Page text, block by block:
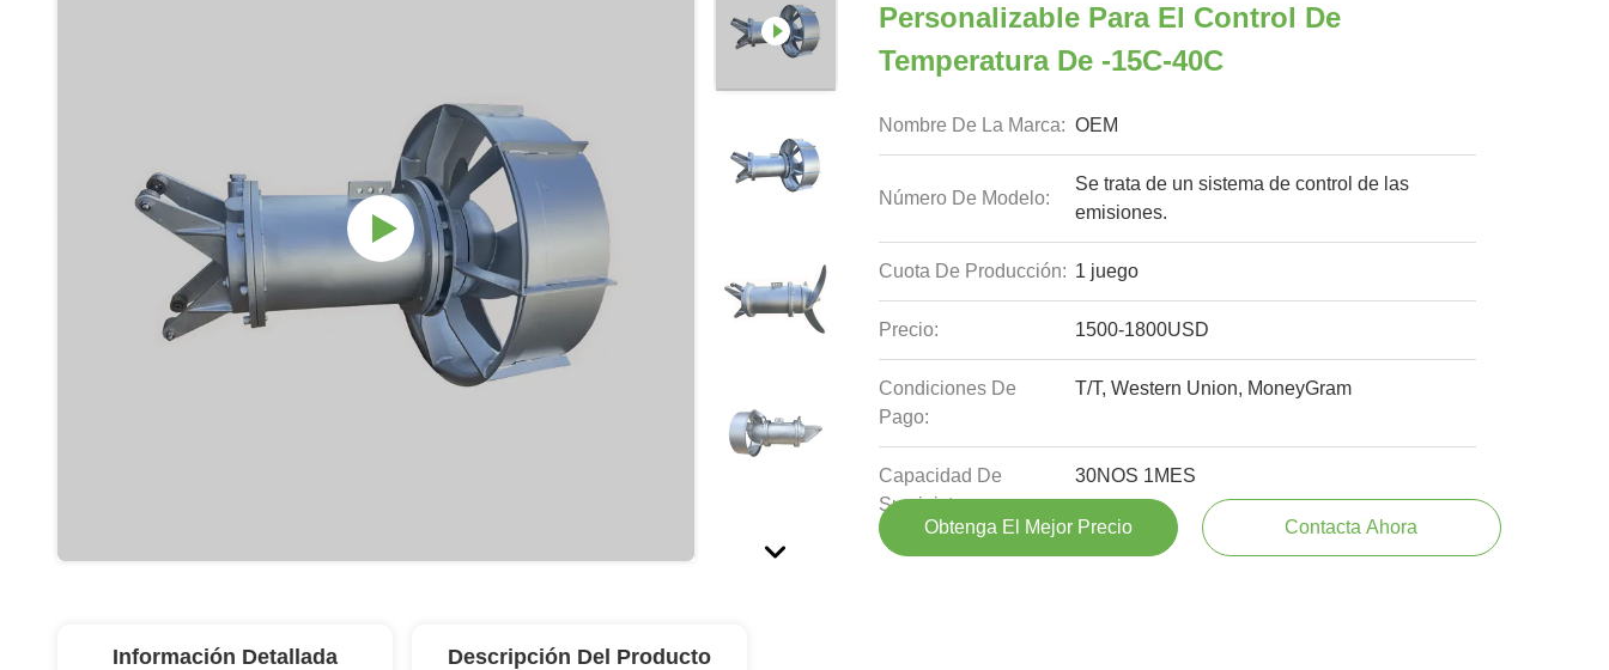
Personalizable Para El Control De
Temperatura De -15C-40C
Nombre De La Marca: OEM
Número De Modelo:
Se trata de un sistema de control de las
emisiones.
Cuota De Producción: 1 juego
Precio: 1500-1800USD
Condiciones De
Pago:
T/T, Western Union, MoneyGram
Capacidad De
Suministro:
30NOS 1MES
Obtenga El Mejor Precio Contacta Ahora
Información Detallada Descripción Del Producto